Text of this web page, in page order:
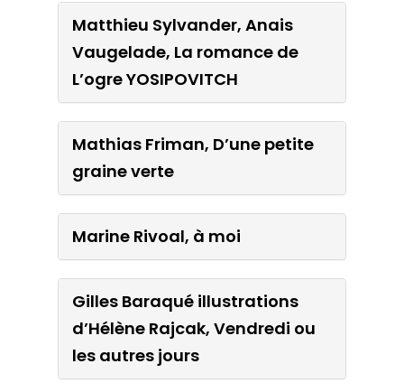
Matthieu Sylvander, Anais
Vaugelade, La romance de
L’ogre YOSIPOVITCH
Mathias Friman, D’une
petite graine verte
Marine Rivoal, à moi
Gilles Baraqué illustrations
d’Hélène Rajcak, Vendredi
ou les autres jours
Matthieu Sylvander, Anais
Vaugelade, La romance de
L’ogre YOSIPOVITCH
Mathias Friman, D’une petite
graine verte
Marine Rivoal, à moi
Gilles Baraqué illustrations
d’Hélène Rajcak, Vendredi ou
les autres jours